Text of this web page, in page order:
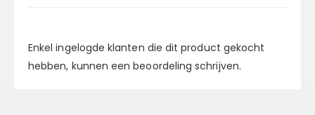
Enkel ingelogde klanten die dit product gekocht
hebben, kunnen een beoordeling schrijven.